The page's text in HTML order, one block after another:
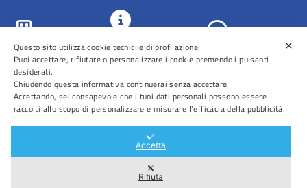
ASL Roma 5
URP e
Comunicazione
Prenotazioni
✕
Questo sito utilizza cookie tecnici e di profilazione.
Puoi accettare, rifiutare o personalizzare i cookie premendo i pulsanti
desiderati.
Chiudendo questa informativa continuerai senza accettare.
Accettando, sei consapevole che i tuoi dati personali possono essere
raccolti allo scopo di personalizzare e misurare l'efficacia della pubblicità.
Accetta
Rifiuta